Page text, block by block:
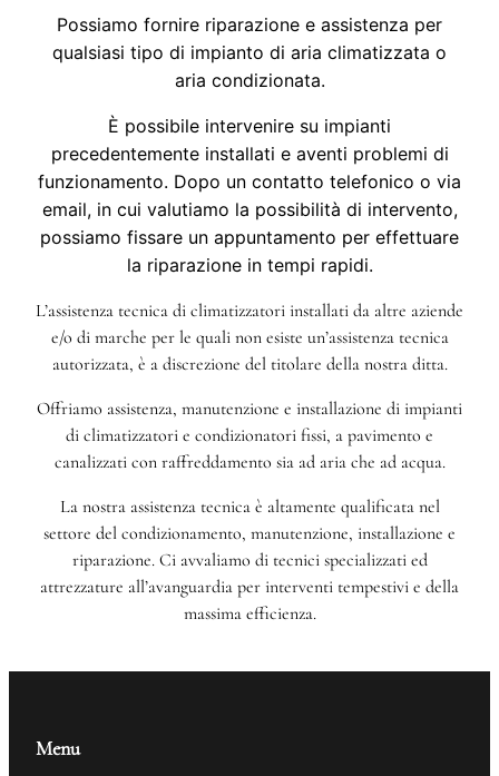
Possiamo fornire riparazione e assistenza per
qualsiasi tipo di impianto di aria climatizzata o
aria condizionata.
È possibile intervenire su impianti
precedentemente installati e aventi problemi di
funzionamento. Dopo un contatto telefonico o via
email, in cui valutiamo la possibilità di intervento,
possiamo fissare un appuntamento per effettuare
la riparazione in tempi rapidi.
L’assistenza tecnica di climatizzatori installati da altre aziende
e/o di marche per le quali non esiste un’assistenza tecnica
autorizzata, è a discrezione del titolare della nostra ditta.
Offriamo assistenza, manutenzione e installazione di impianti
di climatizzatori e condizionatori fissi, a pavimento e
canalizzati con raffreddamento sia ad aria che ad acqua.
La nostra assistenza tecnica è altamente qualificata nel
settore del condizionamento, manutenzione, installazione e
riparazione. Ci avvaliamo di tecnici specializzati ed
attrezzature all’avanguardia per interventi tempestivi e della
massima efficienza.
Menu